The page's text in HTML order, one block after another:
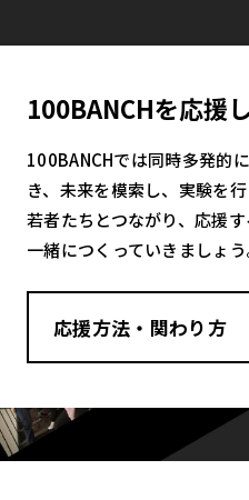
100BANCHを応援
100BANCHでは同時多発的
き、未来を模索し、実験を
若者たちとつながり、応援
一緒につくっていきましょう
応援方法・関わり方